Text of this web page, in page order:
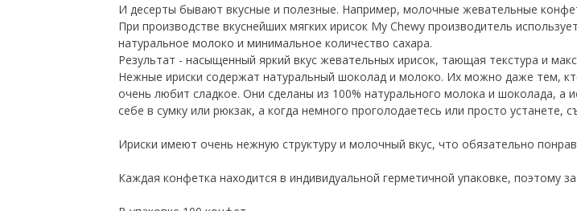
И десерты бывают вкусные и полезные. Например, молочные жевательные
При производстве вкуснейших мягких ирисок My Chewy производитель
натуральное молоко и минимальное количество сахара.
Результат - насыщенный яркий вкус жевательных ирисок, тающая текстура и
Нежные ириски содержат натуральный шоколад и молоко. Их можно даже тем,
очень любит сладкое. Они сделаны из 100% натурального молока и шоколада,
себе в сумку или рюкзак, а когда немного проголодаетесь или просто
Ириски имеют очень нежную структуру и молочный вкус, что обязательно
Каждая конфетка находится в индивидуальной герметичной упаковке, поэтому